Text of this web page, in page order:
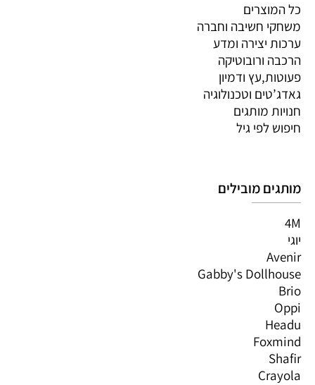
כל המוצרים
משחקי חשיבה וחברה
ערכות יצירה ומדע
הרכבה ורובוטיקה
פעוטות,עץ ודמיון
גאדג’טים וטכנולוגיה
חנויות מותגים
חיפוש לפי גיל
מותגים מובילים
4M
יוגי
Avenir
Gabby's Dollhouse
Brio
Oppi
Headu
Foxmind
Shafir
Crayola